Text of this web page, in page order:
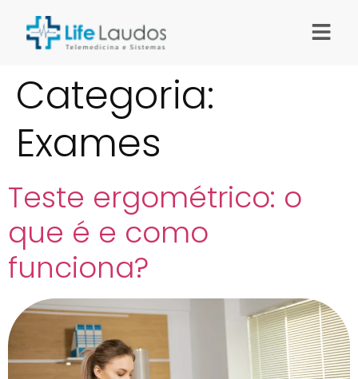
Categoria:
Exames
Teste ergométrico: o
que é e como
funciona?